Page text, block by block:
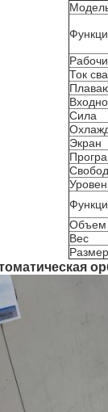
Ток
Сила
Экран
Объем
Вес